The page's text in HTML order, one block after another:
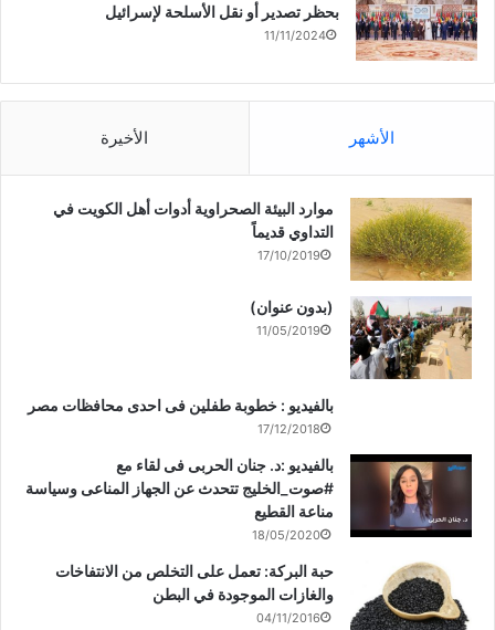
بحظر تصدير أو نقل الأسلحة لإسرائيل
11/11/2024
الأشهر الأخيرة
موارد البيئة الصحراوية أدوات أهل الكويت في
التداوي قديماً
17/10/2019
(بدون عنوان)
11/05/2019
بالفيديو : خطوبة طفلين فى احدى محافظات مصر
17/12/2018
بالفيديو :د. جنان الحربى فى لقاء مع
#صوت_الخليج تتحدث عن الجهاز المناعى وسياسة
مناعة القطيع
18/05/2020
حبة البركة: تعمل على التخلص من الانتفاخات
والغازات الموجودة في البطن
04/11/2016